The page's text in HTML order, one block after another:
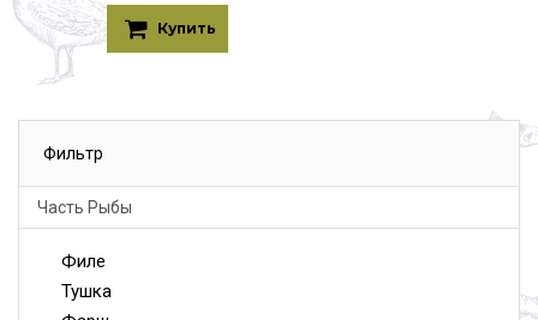
Купить
Фильтр
Часть Рыбы
Филе
Тушка